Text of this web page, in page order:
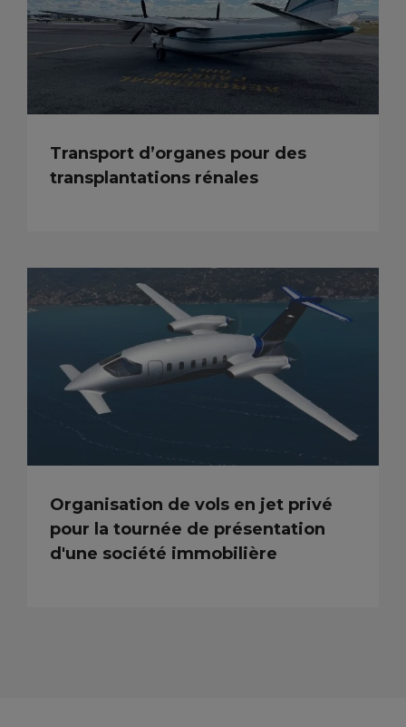
Transport d’organes pour des
transplantations rénales
Organisation de vols en jet privé
pour la tournée de présentation
d'une société immobilière